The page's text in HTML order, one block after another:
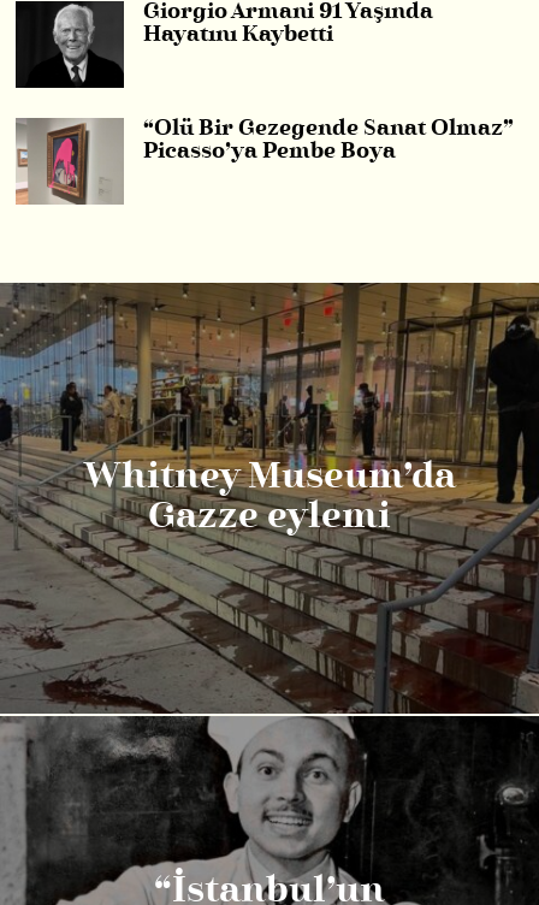
Giorgio Armani 91 Yaşında
Hayatını Kaybetti
“Ölü Bir Gezegende Sanat Olmaz”
Picasso’ya Pembe Boya
Whitney Museum’da
Gazze eylemi
“İstanbul’un